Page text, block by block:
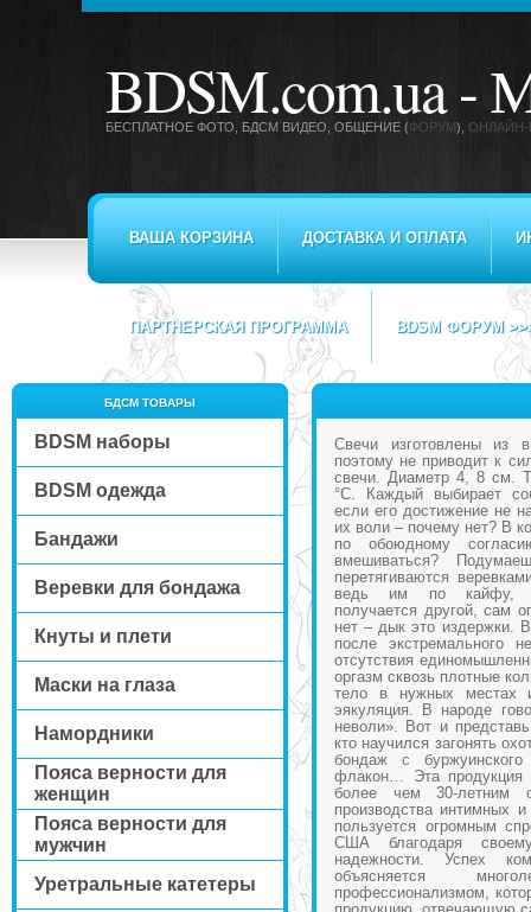
BDSM.com.ua -
БЕСПЛАТНОЕ ФОТО, БДСМ ВИДЕО , ОБЩЕНИЕ (ФОРУМ), ОНЛАЙН-
ВАША КОРЗИНА ДОСТАВКА И ОПЛАТА
ПАРТНЕРСКАЯ ПРОГРАММА BDSM ФОРУМ
БДСМ ТОВАРЫ
BDSM наборы
BDSM одежда
Бандажи
Веревки для бондажа
Кнуты и плети
Маски на глаза
Намордники
Пояса верности для
женщин
Пояса верности для
мужчин
Уретральные катетеры
Свечи изготовлены из
поэтому не приводит к
свечи. Диаметр 4, 8 см.
°С. Каждый выбирает
если его достижение не
их воли – почему нет? В
по обоюдному
вмешиваться?
перетягиваются
ведь им по кайфу,
получается другой, сам
нет – дык это издержки.
после экстремального
отсутствия
оргазм сквозь плотные
тело в нужных местах
эякуляция. В народе
неволи». Вот и
кто научился загонять
бондаж с
флакон… Эта продукция
более чем 30-летним
производства интимных
пользуется огромным
США благодаря
надежности. Успех
объясняется
профессионализмом,